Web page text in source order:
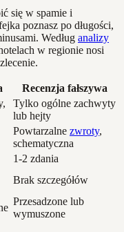
się w spamie i
poznasz po długości,
Według analizy
w regionie nosi
Recenzja fałszywa
Tylko ogólne zachwyty
lub hejty
Powtarzalne zwroty,
schematyczna
1-2 zdania
Brak szczegółów
Przesadzone lub
wymuszone